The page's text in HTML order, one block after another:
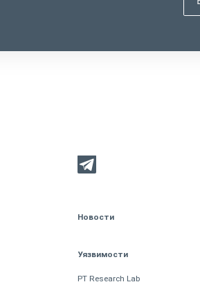
Новости
Уязвимости
PT Research Lab